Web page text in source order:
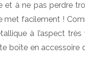
à ne pas perdre
facilement !
à l’aspect
boîte en accessoire